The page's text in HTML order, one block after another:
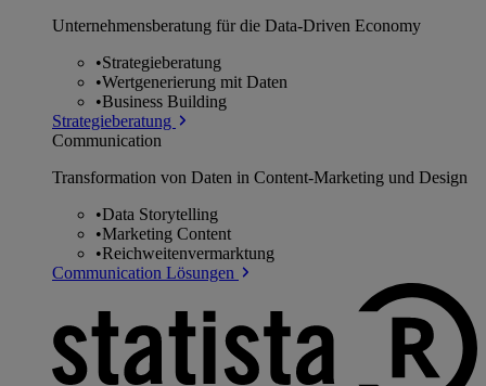
Unternehmens­beratung für die Data-Driven Economy
•Strategieberatung
•Wertgenerierung mit Daten
•Business Building
Strategieberatung
Communication
Transformation von Daten in Content-Marketing und Design
•Data Storytelling
•Marketing Content
•Reichweitenvermarktung
Communication Lösungen